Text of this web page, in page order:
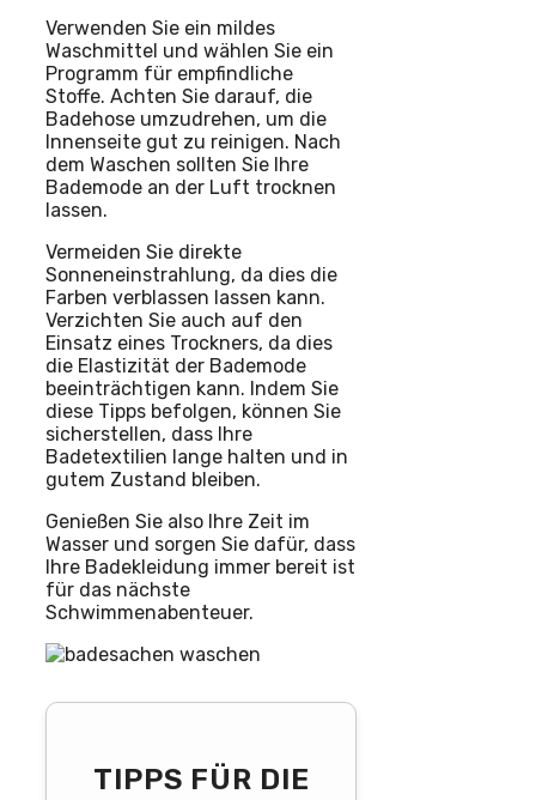
Verwenden Sie ein mildes
Waschmittel und wählen Sie ein
Programm für empfindliche
Stoffe. Achten Sie darauf, die
Badehose umzudrehen, um die
Innenseite gut zu reinigen. Nach
dem Waschen sollten Sie Ihre
Bademode an der Luft trocknen
lassen.
Vermeiden Sie direkte
Sonneneinstrahlung, da dies die
Farben verblassen lassen kann.
Verzichten Sie auch auf den
Einsatz eines Trockners, da dies
die Elastizität der Bademode
beeinträchtigen kann. Indem Sie
diese Tipps befolgen, können Sie
sicherstellen, dass Ihre
Badetextilien lange halten und in
gutem Zustand bleiben.
Genießen Sie also Ihre Zeit im
Wasser und sorgen Sie dafür, dass
Ihre Badekleidung immer bereit ist
für das nächste
Schwimmenabenteuer.
TIPPS FÜR DIE